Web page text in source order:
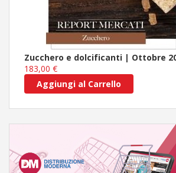
Zucchero e dolcificanti | Ottobre
183,00 €
Aggiungi al Carrello